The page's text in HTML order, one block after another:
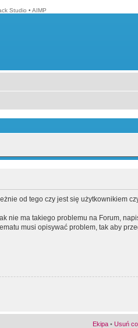
Studio • AIMP
od tego czy jest się użytkownikiem
nie ma takiego problemu na Forum,
musi opisywać problem, tak aby
Ekipa • Usuń